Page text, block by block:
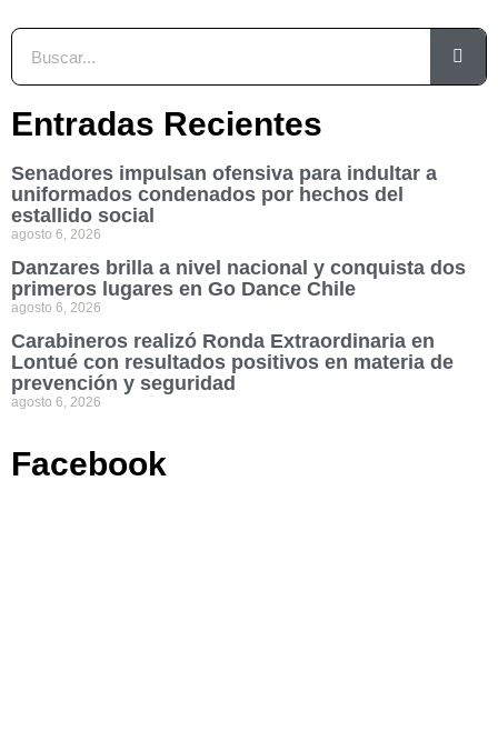
Entradas Recientes
Senadores impulsan ofensiva para indultar a
uniformados condenados por hechos del
estallido social
agosto 6, 2026
Danzares brilla a nivel nacional y conquista dos
primeros lugares en Go Dance Chile
agosto 6, 2026
Carabineros realizó Ronda Extraordinaria en
Lontué con resultados positivos en materia de
prevención y seguridad
agosto 6, 2026
Facebook